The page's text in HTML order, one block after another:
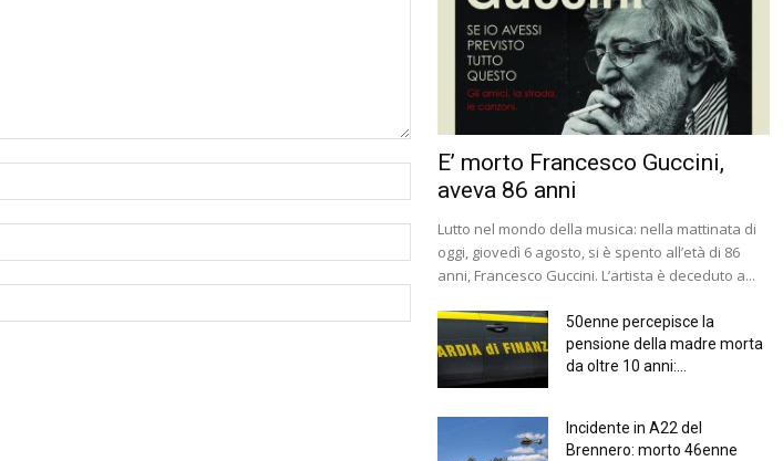
E’ morto Francesco Guccini,
aveva 86 anni
Lutto nel mondo della musica: nella mattinata di
oggi, giovedì 6 agosto, si è spento all’età di 86
anni, Francesco Guccini. L’artista è deceduto a...
50enne percepisce la
pensione della madre morta
da oltre 10 anni:...
Incidente in A22 del
Brennero: morto 46enne